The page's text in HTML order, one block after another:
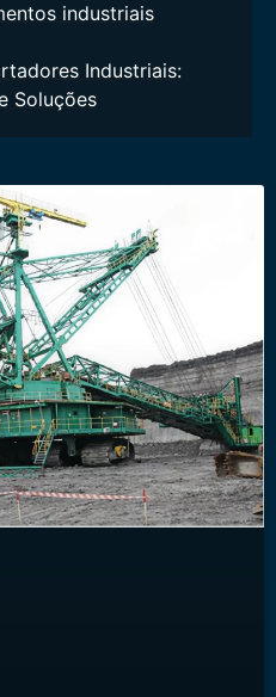
industriais
Industriais:
Soluções